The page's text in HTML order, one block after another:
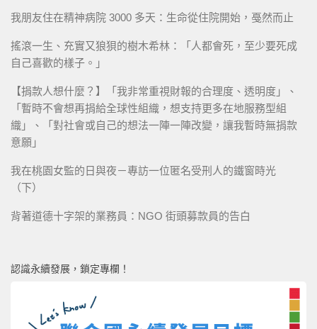
我朋友住在精神病院 3000 多天：生命從住院開始，戞然而止
搖滾一生、充實又狼狽的樹木希林：「人都會死，至少要死成
自己喜歡的樣子。」
【捐款人想什麼？】「我非常重視財報的合理度、透明度」、
「暫時不會想再捐給全球性組織，想支持更多在地服務型組
織」、「對社會或自己的想法一陣一陣改變，讓我暫時無捐款
意願」
我在桃園女監的日與夜－專訪一位匿名受刑人的鐵窗時光
（下）
背著道德十字架的業務員：NGO 街頭募款員的告白
認識永續發展，鎖定專欄！